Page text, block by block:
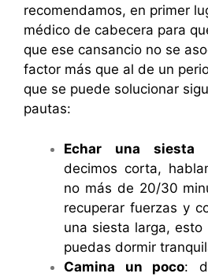
recomendamos, en primer
médico de cabecera para
que ese cansancio no se
factor más que al de un
que se puede solucionar
pautas:
Echar una siesta
decimos corta,
no más de 20/30
recuperar fuerzas y
una siesta larga,
puedas dormir
Camina un poco: